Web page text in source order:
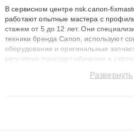
В сервисном центре nsk.canon-
работают опытные мастера с
стажем от 5 до 12 лет. Они
техники бренда Canon, используют
оборудование и оригинальные
регулярно проходит обучение и
технику с сохранением гарантии до 3
Развернуть